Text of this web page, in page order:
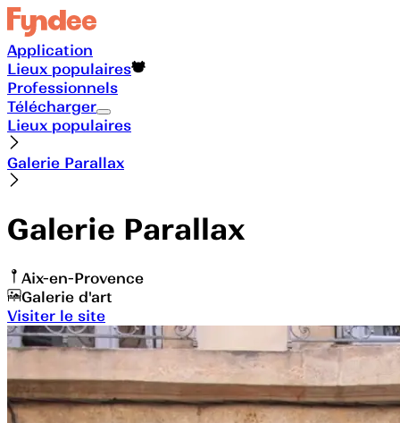
Application
Lieux populaires
Professionnels
Télécharger
Lieux populaires
Galerie Parallax
Galerie Parallax
Aix-en-Provence
Galerie d'art
Visiter le site